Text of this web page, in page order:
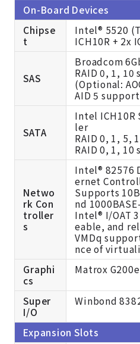
On-Board Devices
Chipse
t
Intel® 5520
ICH10R + 2x
SAS
Broadcom
RAID 0, 1, 10
(Optional:
AID 5 support
SATA
Intel ICH10R
ler
RAID 0, 1, 5,
RAID 0, 1,
Netwo
rk Con
troller
s
Intel® 82576
ernet
Supports
nd
Intel® I/OAT
eable, and
VMDq
nce of
Graphi
cs
Matrox
Super
I/O
Winbond
Expansion Slots